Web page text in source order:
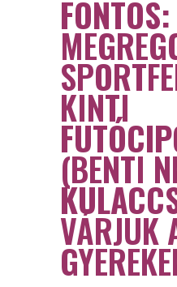
FONTOS:
KINTI
(BENTI
VÁRJUK